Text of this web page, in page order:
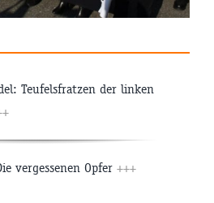
Teufelsfratzen der linken
vergessenen Opfer +++